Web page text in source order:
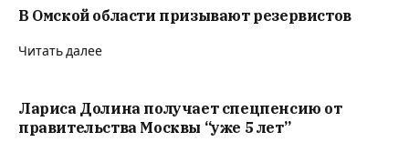
В Омской области призывают резервистов
Читать далее
Лариса Долина получает спецпенсию от
правительства Москвы “уже 5 лет”